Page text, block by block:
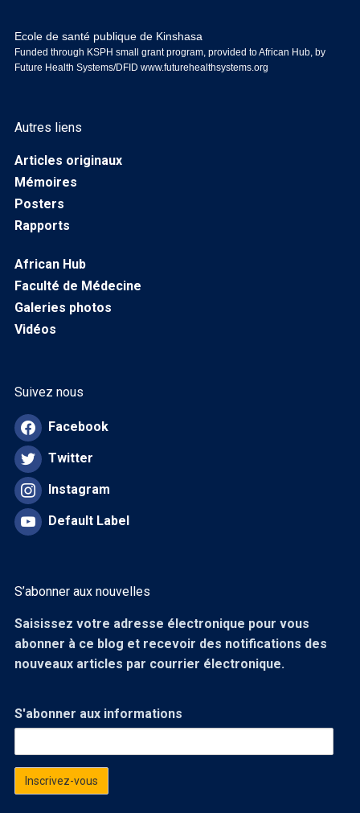
Ecole de santé publique de Kinshasa
Funded through KSPH small grant program, provided to African Hub, by
Future Health Systems/DFID www.futurehealthsystems.org
Autres liens
Articles originaux
Mémoires
Posters
Rapports
African Hub
Faculté de Médecine
Galeries photos
Vidéos
Suivez nous
Facebook
Twitter
Instagram
Default Label
S’abonner aux nouvelles
Saisissez votre adresse électronique pour vous
abonner à ce blog et recevoir des notifications des
nouveaux articles par courrier électronique.
S'abonner aux informations